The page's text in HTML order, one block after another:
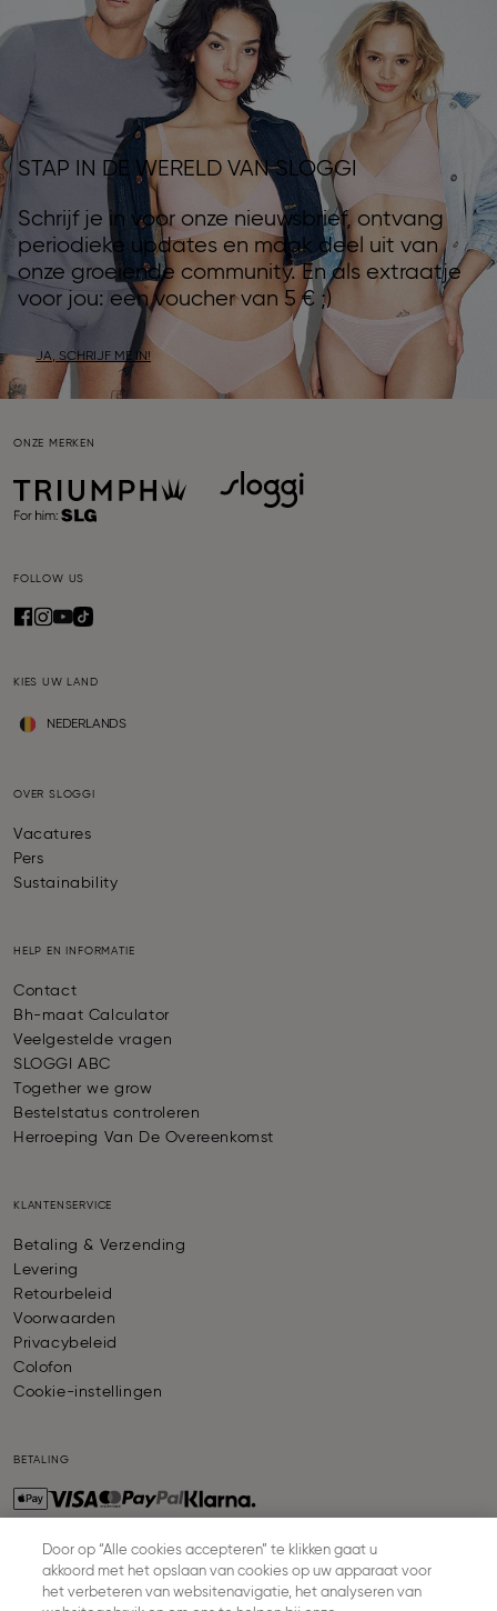
STAP IN DE WERELD VAN SLOGGI
Schrijf je in voor onze nieuwsbrief, ontvang
periodieke updates en maak deel uit van
onze groeiende community. En als extraatje
voor jou: een voucher van 5 € ;)
JA, SCHRIJF ME IN!
ONZE MERKEN
FOLLOW US
KIES UW LAND
NEDERLANDS
OVER SLOGGI
Vacatures
Pers
Sustainability
HELP EN INFORMATIE
Contact
Bh-maat Calculator
Veelgestelde vragen
SLOGGI ABC
Together we grow
Bestelstatus controleren
Herroeping Van De Overeenkomst
KLANTENSERVICE
Betaling & Verzending
Levering
Retourbeleid
Voorwaarden
Privacybeleid
Colofon
Cookie-instellingen
BETALING
VERZENDING
Door op “Alle cookies accepteren” te klikken gaat u
akkoord met het opslaan van cookies op uw apparaat voor
het verbeteren van websitenavigatie, het analyseren van